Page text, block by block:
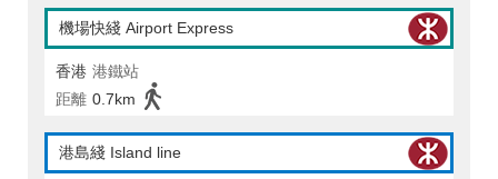
機場快綫 Airport Express
香港 港鐵站
距離 0.7km
港島綫 Island line